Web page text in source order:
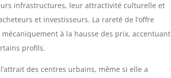
infrastructures, leur attractivité culturelle et
et investisseurs. La rareté de l’offre
à la hausse des prix, accentuant
profils.
des centres urbains, même si elle a